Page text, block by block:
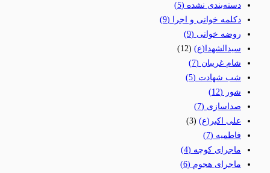
دسته‌بندی نشده (5)
دکلمه خوانی و اجرا (9)
روضه خوانی (9)
سیدالشهدا(ع) (12)
شام غریبان (7)
شب شهادت (5)
شور (12)
صداسازی (7)
علی اکبر(ع) (3)
فاطمیه (7)
ماجرای کوچه (4)
ماجرای هجوم (6)